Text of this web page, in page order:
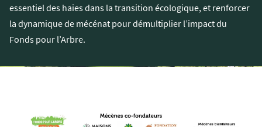
essentiel des haies dans la transition écologique, et renforcer
la dynamique de mécénat pour démultiplier l’impact du
Fonds pour l’Arbre.